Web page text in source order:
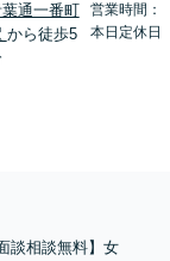
通一番町
から徒歩5
営業時間：
本日定休日
談相談無料】女